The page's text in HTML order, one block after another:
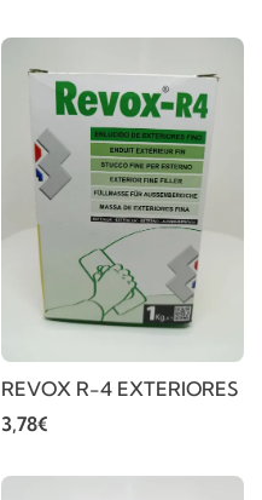
REVOX R-4 EXTERIORES
3,78€